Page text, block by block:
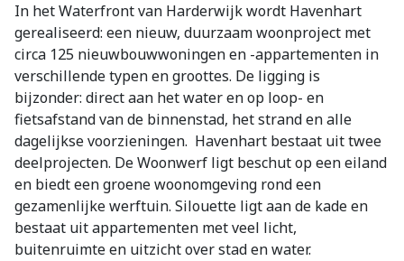
In het Waterfront van Harderwijk wordt Havenhart
gerealiseerd: een nieuw, duurzaam woonproject met
circa 125 nieuwbouwwoningen en -appartementen in
verschillende typen en groottes. De ligging is
bijzonder: direct aan het water en op loop- en
fietsafstand van de binnenstad, het strand en alle
dagelijkse voorzieningen. Havenhart bestaat uit twee
deelprojecten. De Woonwerf ligt beschut op een eiland
en biedt een groene woonomgeving rond een
gezamenlijke werftuin. Silouette ligt aan de kade en
bestaat uit appartementen met veel licht,
buitenruimte en uitzicht over stad en water.